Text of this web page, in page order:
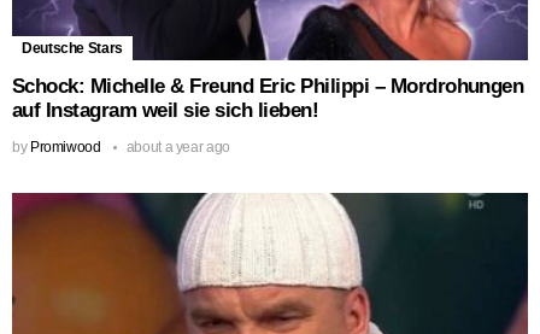
Deutsche Stars
Schock: Michelle & Freund Eric Philippi – Mordrohungen
auf Instagram weil sie sich lieben!
by Promiwood about a year ago